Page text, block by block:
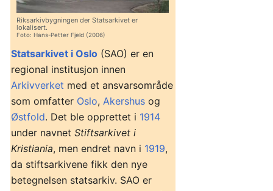
Riksarkivbygningen der Statsarkivet er
lokalisert.
Foto: Hans-Petter Fjeld (2006)
Statsarkivet i Oslo (SAO) er en
regional institusjon innen
Arkivverket med et ansvarsområde
som omfatter Oslo, Akershus og
Østfold. Det ble opprettet i 1914
under navnet Stiftsarkivet i
Kristiania, men endret navn i 1919,
da stiftsarkivene fikk den nye
betegnelsen statsarkiv. SAO er